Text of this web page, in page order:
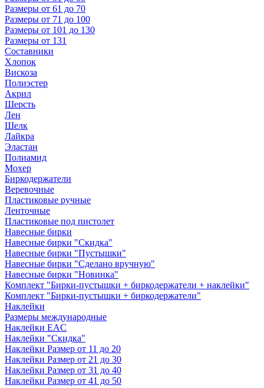
Размеры от 61 до 70
Размеры от 71 до 100
Размеры от 101 до 130
Размеры от 131
Составники
Хлопок
Вискоза
Полиэстер
Акрил
Шерсть
Лен
Шелк
Лайкра
Эластан
Полиамид
Мохер
Биркодержатели
Веревочные
Пластиковые ручные
Ленточные
Пластиковые под пистолет
Навесные бирки
Навесные бирки "Скидка"
Навесные бирки "Пустышки"
Навесные бирки "Сделано вручную"
Навесные бирки "Новинка"
Комплект "Бирки-пустышки + биркодержатели + наклейки"
Комплект "Бирки-пустышки + биркодержатели"
Наклейки
Размеры международные
Наклейки EAC
Наклейки "Скидка"
Наклейки Размер от 11 до 20
Наклейки Размер от 21 до 30
Наклейки Размер от 31 до 40
Наклейки Размер от 41 до 50